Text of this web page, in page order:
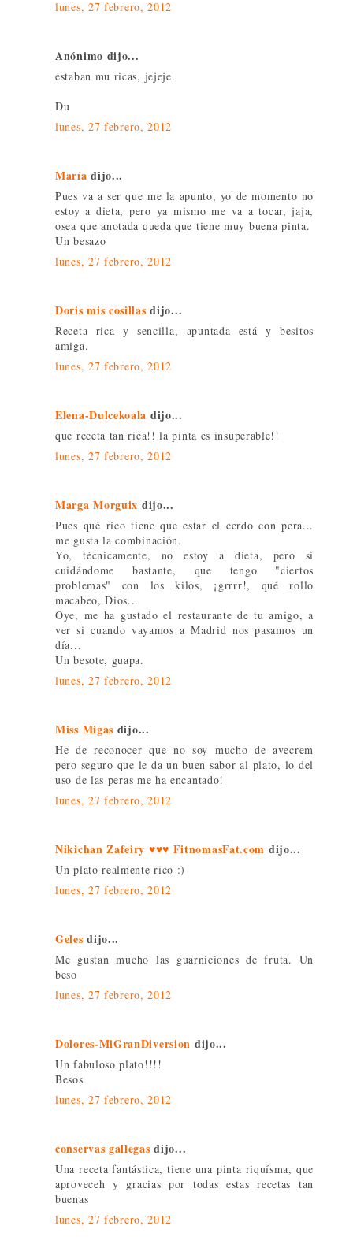
lunes, 27 febrero, 2012
Anónimo dijo...
estaban mu ricas, jejeje.
Du
lunes, 27 febrero, 2012
María dijo...
Pues va a ser que me la apunto, yo de momento no
estoy a dieta, pero ya mismo me va a tocar, jaja,
osea que anotada queda que tiene muy buena pinta.
Un besazo
lunes, 27 febrero, 2012
Doris mis cosillas dijo...
Receta rica y sencilla, apuntada está y besitos
amiga.
lunes, 27 febrero, 2012
Elena-Dulcekoala dijo...
que receta tan rica!! la pinta es insuperable!!
lunes, 27 febrero, 2012
Marga Morguix dijo...
Pues qué rico tiene que estar el cerdo con pera...
me gusta la combinación.
Yo, técnicamente, no estoy a dieta, pero sí
cuidándome bastante, que tengo "ciertos
problemas" con los kilos, ¡grrrr!, qué rollo
macabeo, Dios...
Oye, me ha gustado el restaurante de tu amigo, a
ver si cuando vayamos a Madrid nos pasamos un
día...
Un besote, guapa.
lunes, 27 febrero, 2012
Miss Migas dijo...
He de reconocer que no soy mucho de avecrem
pero seguro que le da un buen sabor al plato, lo del
uso de las peras me ha encantado!
lunes, 27 febrero, 2012
Nikichan Zafeiry ♥♥♥ FitnomasFat.com dijo...
Un plato realmente rico :)
lunes, 27 febrero, 2012
Geles dijo...
Me gustan mucho las guarniciones de fruta. Un
beso
lunes, 27 febrero, 2012
Dolores-MiGranDiversion dijo...
Un fabuloso plato!!!!
Besos
lunes, 27 febrero, 2012
conservas gallegas dijo...
Una receta fantástica, tiene una pinta riquísma, que
aproveceh y gracias por todas estas recetas tan
buenas
lunes, 27 febrero, 2012